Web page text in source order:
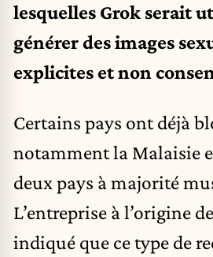
lesquelles Grok serait
générer des images
explicites et non
Certains pays ont déjà
notamment la Malaisie
deux pays à majorité
L’entreprise à l’origine
indiqué que ce type de